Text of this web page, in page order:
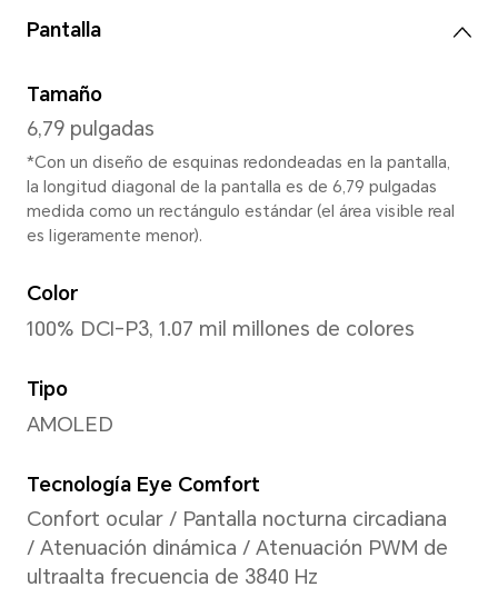
Altura
161,9 mm
Ancho
76,1 mm
Profundidad
Peso